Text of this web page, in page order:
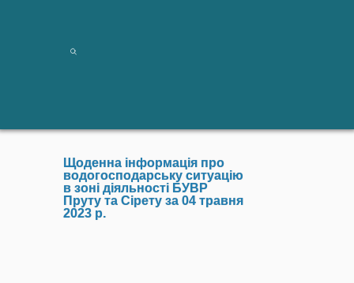
Щоденна інформація про
водогосподарську ситуацію
в зоні діяльності БУВР
Пруту та Сірету за 04 травня
2023 р.